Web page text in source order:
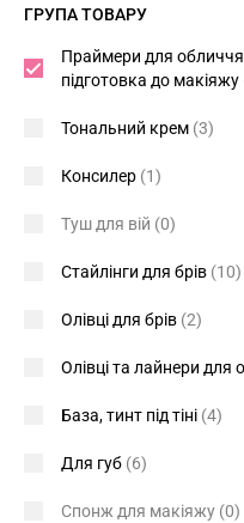
ГРУПА ТОВАРУ
Праймери для
підготовка до макіяжу
Тональний крем (3)
Консилер (1)
Туш для вій (0)
Стайлінги для брів (10)
Олівці для брів (2)
Олівці та лайнери для
База, тинт під тіні (4)
Для губ (6)
Спонж для макіяжу (0)